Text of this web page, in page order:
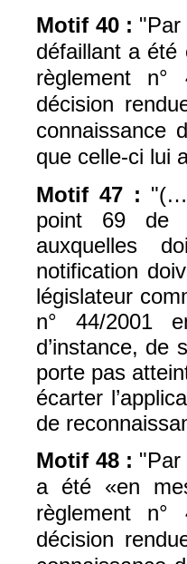
Motif 40 : "Par
défaillant a été
règlement n°
décision
connaissance
que celle-ci lui
Motif 47 :
point 69 de
auxquelles
notification
législateur
n° 44/2001
d’instance, de
porte pas
écarter
de
Motif 48 : "Par
a été «en
règlement n°
décision